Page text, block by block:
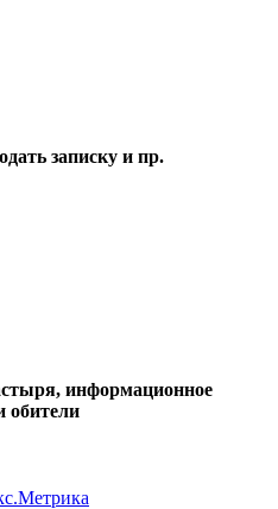
записку и пр.
информационное
обители